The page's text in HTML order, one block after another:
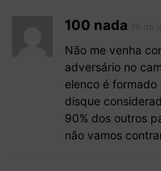
100 nada
Não me venha
adversário no
elenco é
disque
90% dos outros
não vamos